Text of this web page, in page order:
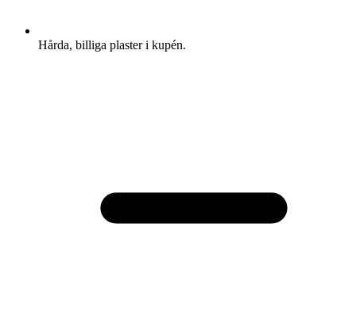
Hårda, billiga plaster i kupén.